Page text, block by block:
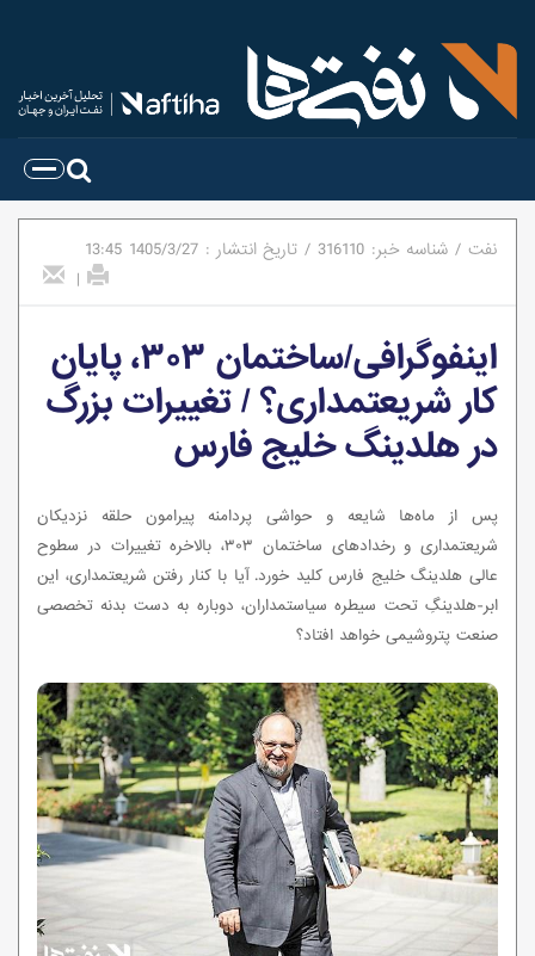
نفت / شناسه خبر: 316110
/ تاریخ انتشار : 1405/3/27
13:45
|
اینفوگرافی/ساختمان ۳۰۳، پایان
کار شریعتمداری؟ / تغییرات بزرگ
در هلدینگ خلیج فارس
پس از ماه‌ها شایعه و حواشی پردامنه پیرامون حلقه نزدیکان
شریعتمداری و رخدادهای ساختمان ۳۰۳، بالاخره تغییرات در سطوح
عالی هلدینگ خلیج فارس کلید خورد. آیا با کنار رفتن شریعتمداری، این
ابر-هلدینگِ تحت سیطره سیاستمداران، دوباره به دست بدنه تخصصی
صنعت پتروشیمی خواهد افتاد؟